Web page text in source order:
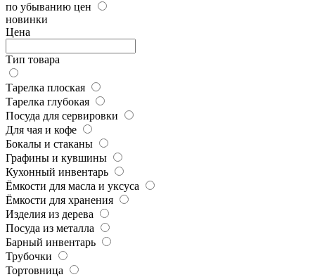
по убыванию цен
новинки
Цена
Тип товара
Тарелка плоская
Тарелка глубокая
Посуда для сервировки
Для чая и кофе
Бокалы и стаканы
Графины и кувшины
Кухонный инвентарь
Ёмкости для масла и уксуса
Ёмкости для хранения
Изделия из дерева
Посуда из металла
Барный инвентарь
Трубочки
Тортовница